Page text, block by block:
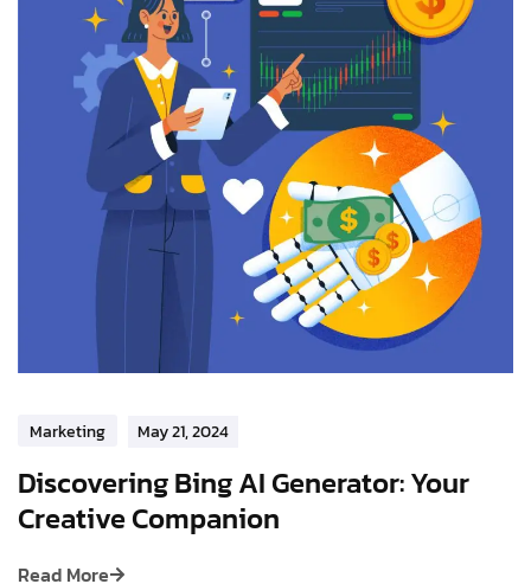
Marketing May 21, 2024
Discovering Bing AI Generator: Your
Creative Companion
Read More